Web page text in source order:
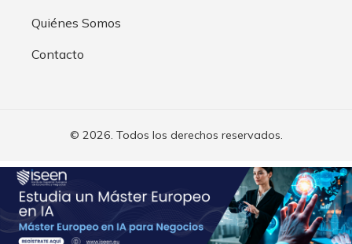
Quiénes Somos
Contacto
© 2026. Todos los derechos reservados.